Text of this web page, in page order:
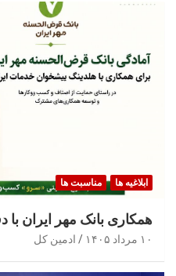
ابلاغیه ها مناسبت ها
همکاری بانک مهر ایران با
۱۰ مرداد ۱۴۰۵ ادمین کل